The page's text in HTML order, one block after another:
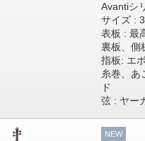
Avantiシ
サイズ :
表板 : 最
裏板、側
指板: エ
糸巻、あ
ド
弦 : ヤー
NEW